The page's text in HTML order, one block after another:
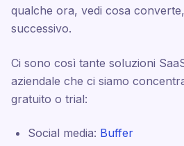
qualche ora, vedi cosa
successivo.
Ci sono così tante soluzioni
aziendale che ci siamo
gratuito o trial:
Social media: Buffer